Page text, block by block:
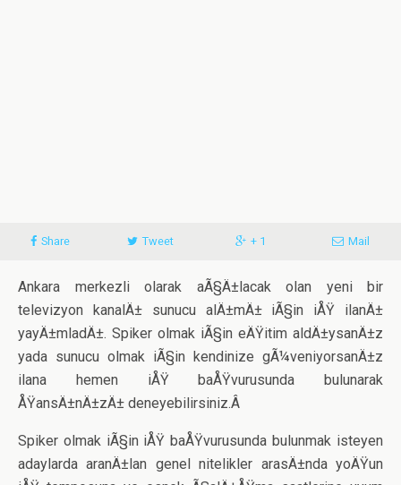
Share Tweet + 1 Mail
Ankara merkezli olarak aÃ§Ä±lacak olan yeni bir
televizyon kanalÄ± sunucu alÄ±mÄ± iÃ§in iÅŸ ilanÄ±
yayÄ±mladÄ±. Spiker olmak iÃ§in eÄŸitim aldÄ±ysanÄ±z
yada sunucu olmak iÃ§in kendinize gÃ¼veniyorsanÄ±z
ilana hemen iÅŸ baÅŸvurusunda bulunarak
ÅŸansÄ±nÄ±zÄ± deneyebilirsiniz.Â
Spiker olmak iÃ§in iÅŸ baÅŸvurusunda bulunmak isteyen
adaylarda aranÄ±lan genel nitelikler arasÄ±nda yoÄŸun